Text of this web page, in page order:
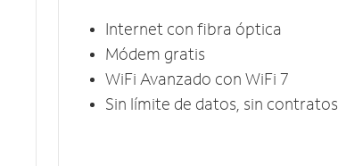
Internet con fibra óptica
Módem gratis
WiFi Avanzado con WiFi 7
Sin límite de datos, sin contratos